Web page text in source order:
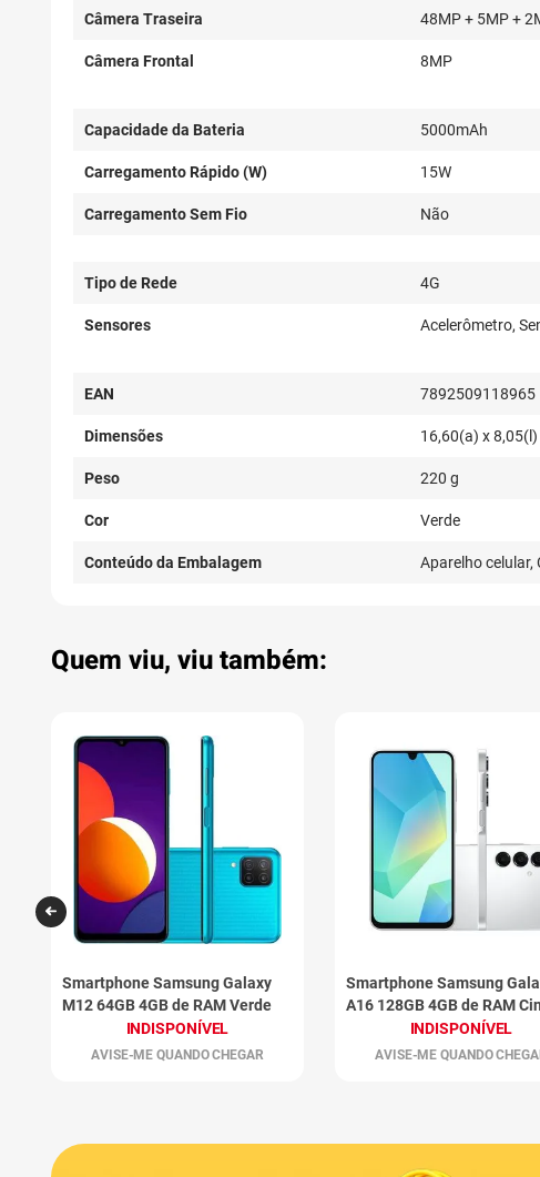
Câmera Traseira 48MP + 5MP +
Câmera Frontal 8MP
Capacidade da Bateria 5000mAh
Carregamento Rápido (W) 15W
Carregamento Sem Fio Não
Tipo de Rede 4G
Sensores Acelerômetro,
EAN 7892509118965
Dimensões 16,60(a) x
Peso 220 g
Cor Verde
Conteúdo da Embalagem Aparelho celular,
Quem viu, viu também:
Smartphone Samsung Galaxy
M12 64GB 4GB de RAM Verde
INDISPONÍVEL
AVISE-ME QUANDO CHEGAR
Smartphone Samsung
A16 128GB 4GB de RAM
INDISPONÍVEL
AVISE-ME QUANDO